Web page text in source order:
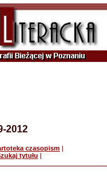
2012
czasopism |
tytułu |